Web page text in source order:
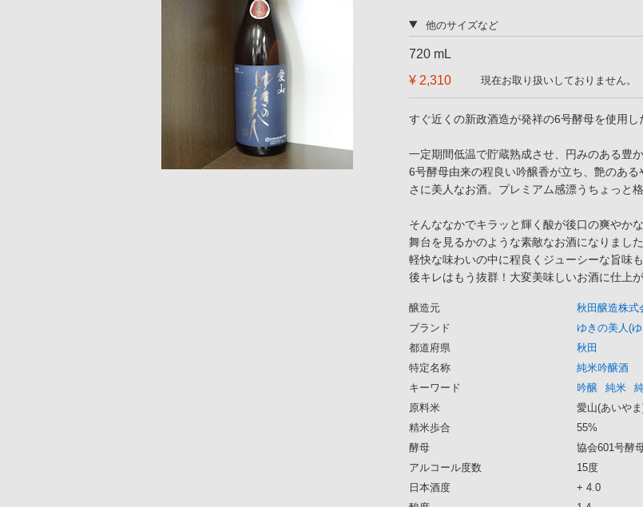
他のサイズなど
720 mL
¥ 2,310
現在お取り扱いしておりません。
すぐ近くの新政酒造が発祥の6号酵母を使用
一定期間低温で貯蔵熟成させ、円みのある豊
6号酵母由来の程良い吟醸香が立ち、艶のあ
さに美人なお酒。プレミアム感漂うちょっと
そんななかでキラッと輝く酸が後口の爽やか
舞台を見るかのような素敵なお酒になりました
軽快な味わいの中に程良くジューシーな旨味
後キレはもう抜群！大変美味しいお酒に仕上が
醸造元
秋田醸造株式
ブランド
ゆきの美人(
都道府県
秋田
特定名称
純米吟醸酒
キーワード
吟醸 純米
原料米
愛山(あいや
精米歩合
55%
酵母
協会601号酵
アルコール度数
15度
日本酒度
+ 4.0